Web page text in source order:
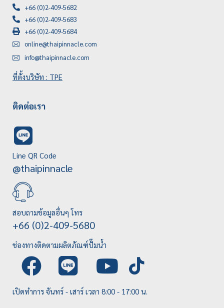
+66 (0)2-409-5682
+66 (0)2-409-5683
+66 (0)2-409-5684
online@thaipinnacle.com
info@thaipinnacle.com
ที่ตั้งบริษัท : TPE
ติดต่อเรา
Line QR Code
@thaipinnacle
สอบถามข้อมูลอื่นๆ โทร
+66 (0)2-409-5680
ช่องทางติดตามผลิตภัณฑ์ปั๊มน้ำ
เปิดทำการ จันทร์ - เสาร์ เวลา 8:00 - 17:00 น.